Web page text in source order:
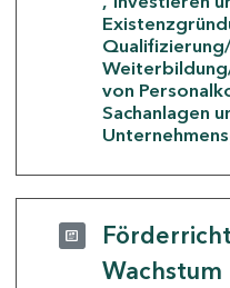
von
Sachanlagen
Wachstum